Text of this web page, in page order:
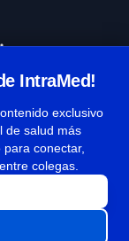
IntraMed!
exclusivo
de salud más
conectar,
colegas.
2026